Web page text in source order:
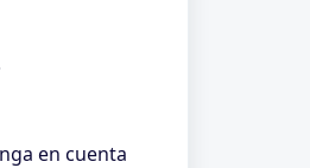
en cuenta